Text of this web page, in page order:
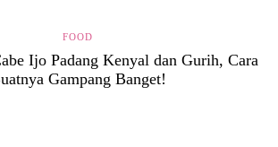
FOOD
Ijo Padang Kenyal dan Gurih, Cara
Gampang Banget!